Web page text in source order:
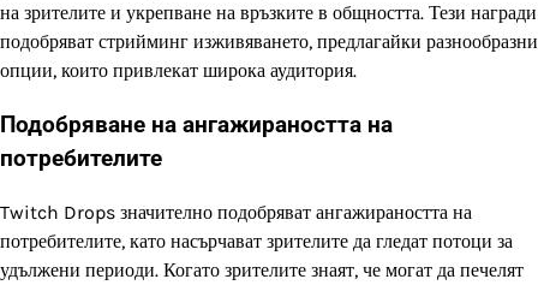
на зрителите и укрепване на връзките в общността. Тези награди
подобряват стрийминг изживяването, предлагайки разнообразни
опции, които привлекат широка аудитория.
Подобряване на ангажираността на
потребителите
Twitch Drops значително подобряват ангажираността на
потребителите, като насърчават зрителите да гледат потоци за
удължени периоди. Когато зрителите знаят, че могат да печелят